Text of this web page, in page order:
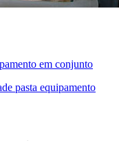
em conjunto
pasta equipamento